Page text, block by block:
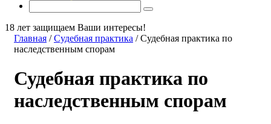
18 лет защищаем Ваши интересы!
Главная /Судебная практика /Судебная практика по
наследственным спорам
Судебная практика по
наследственным спорам